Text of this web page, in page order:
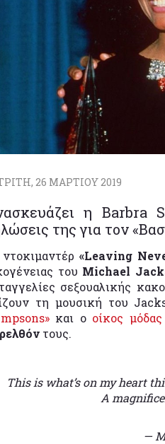
26 ΜΑΡΤΙΟΥ 2019
η Barbra
της για τον
«Leaving
του Michael
σεξουαλικής
τη μουσική του
και ο οίκος
τους.
This is what’s on my heart
A
—